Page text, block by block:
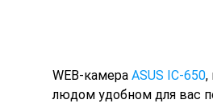
WEB-камера ASUS IC-650,
людом удобном для вас